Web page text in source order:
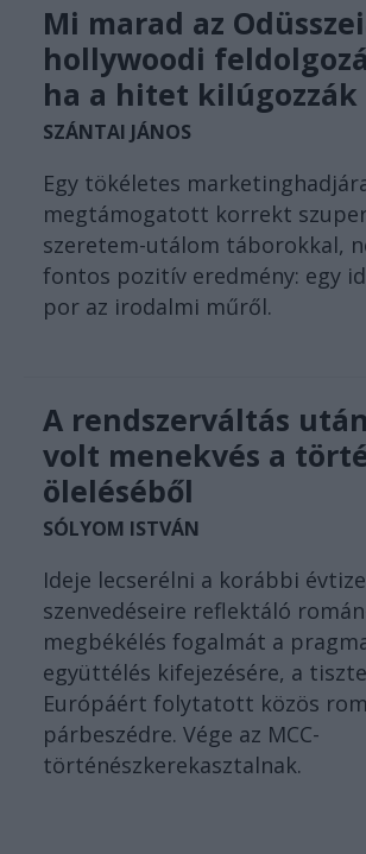
Mi marad az
hollywoodi
ha a hitet kilúgozzák
SZÁNTAI JÁNOS
Egy tökéletes
megtámogatott korrekt
szeretem-utálom táborokkal,
fontos pozitív eredmény: egy
por az irodalmi műről.
A rendszerváltás
volt menekvés a
öleléséből
SÓLYOM ISTVÁN
Ideje lecserélni a korábbi
szenvedéseire reflektáló
megbékélés fogalmát a
együttélés kifejezésére, a
Európáért folytatott közös
párbeszédre. Vége az MCC-
történészkerekasztalnak.